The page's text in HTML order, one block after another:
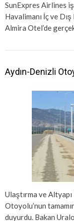
SunExpres Airlines
Havalimanı İç ve
Almira Otel’de
Aydın-Denizli
Ulaştırma ve
Otoyolu’nun
duyurdu. Bakan